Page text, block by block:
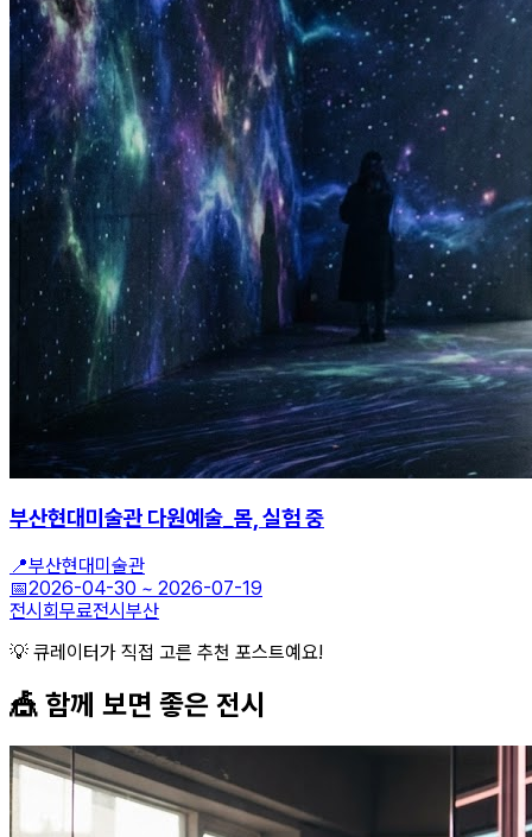
부산현대미술관 다원예술_몸, 실험 중
📍부산현대미술관
📅2026-04-30 ~ 2026-07-19
전시회무료전시 부산
💡 큐레이터가 직접 고른 추천 포스트예요!
🎪 함께 보면 좋은 전시